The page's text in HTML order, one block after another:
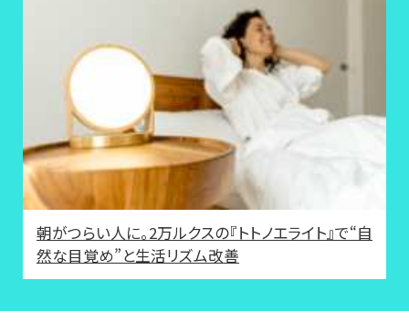
朝がつらい人に。2万ルクスの『トトノエライト』で“自
然な目覚め”と生活リズム改善